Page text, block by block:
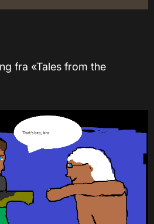
fra «Tales from the